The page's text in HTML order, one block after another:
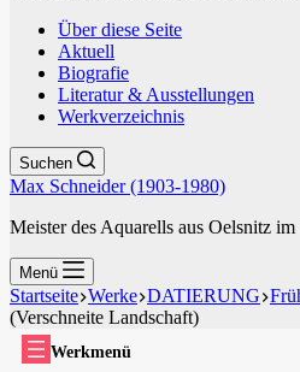
Über diese Seite
Aktuell
Biografie
Literatur & Ausstellungen
Werkverzeichnis
Suchen
Max Schneider (1903-1980)
Meister des Aquarells aus Oelsnitz
Menü
Startseite Werke DATIERUNG
(Verschneite Landschaft)
Werkmenü